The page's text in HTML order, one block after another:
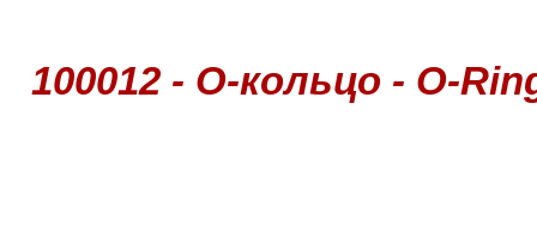
100012 - О-кольцо - O-